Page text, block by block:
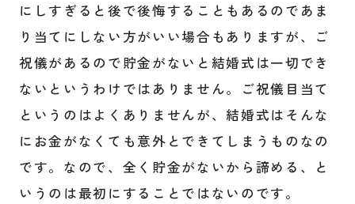
にしすぎると後で後悔することもあるのであま
り当てにしない方がいい場合もありますが、ご
祝儀があるので貯金がないと結婚式は一切でき
ないというわけではありません。ご祝儀目当て
というのはよくありませんが、結婚式はそんな
にお金がなくても意外とできてしまうものなの
です。なので、全く貯金がないから諦める、と
いうのは最初にすることではないのです。